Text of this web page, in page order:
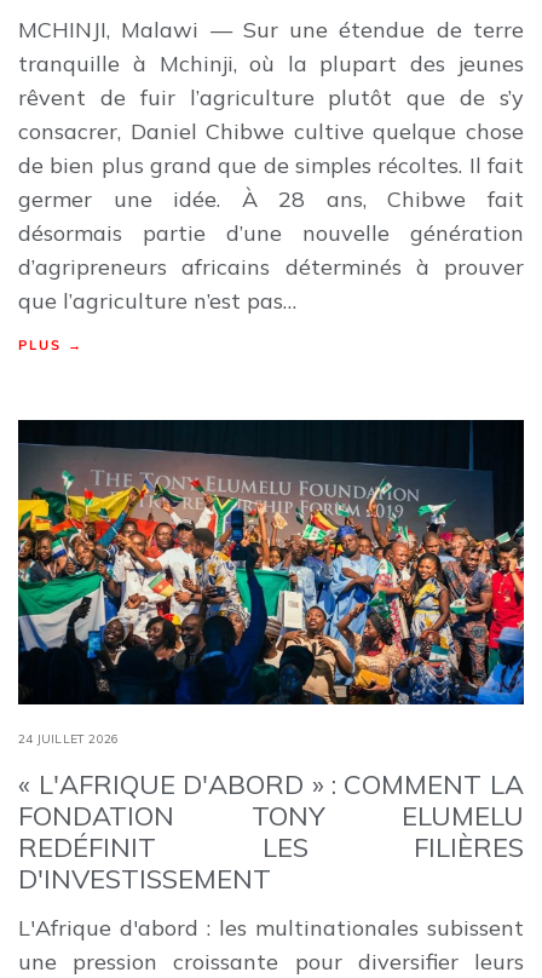
MCHINJI, Malawi — Sur une étendue de terre
tranquille à Mchinji, où la plupart des jeunes
rêvent de fuir l’agriculture plutôt que de s’y
consacrer, Daniel Chibwe cultive quelque chose
de bien plus grand que de simples récoltes. Il fait
germer une idée. À 28 ans, Chibwe fait
désormais partie d’une nouvelle génération
d’agripreneurs africains déterminés à prouver
que l’agriculture n’est pas…
PLUS →
24 JUILLET 2026
« L'AFRIQUE D'ABORD » : COMMENT LA
FONDATION TONY ELUMELU
REDÉFINIT LES FILIÈRES
D'INVESTISSEMENT
L'Afrique d'abord : les multinationales subissent
une pression croissante pour diversifier leurs